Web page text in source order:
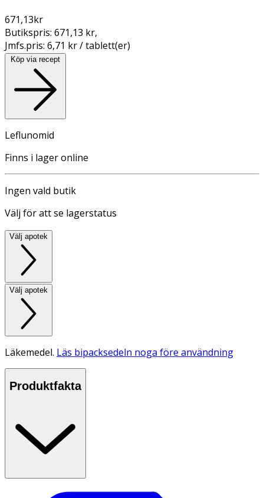
671,13kr
Butikspris: 671,13 kr,
Jmfs.pris: 6,71 kr / tablett(er)
Köp via recept
Leflunomid
Finns i lager online
Ingen vald butik
Välj för att se lagerstatus
Välj apotek
Välj apotek
Läkemedel. Läs bipacksedeln noga före användning
Produktfakta